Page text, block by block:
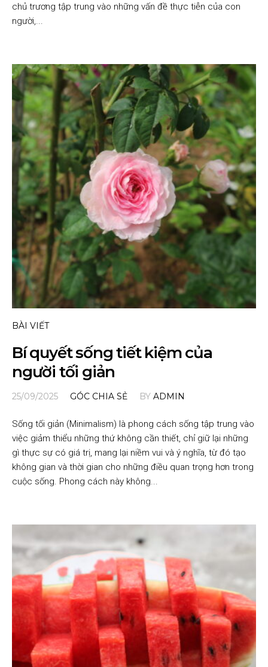
chủ trương tập trung vào những vấn đề thực tiễn của con
người,...
BÀI VIẾT
Bí quyết sống tiết kiệm của
người tối giản
25/09/2025 GÓC CHIA SẺ BY ADMIN
Sống tối giản (Minimalism) là phong cách sống tập trung vào
việc giảm thiểu những thứ không cần thiết, chỉ giữ lại những
gì thực sự có giá trị, mang lại niềm vui và ý nghĩa, từ đó tạo
không gian và thời gian cho những điều quan trọng hơn trong
cuộc sống. Phong cách này không...